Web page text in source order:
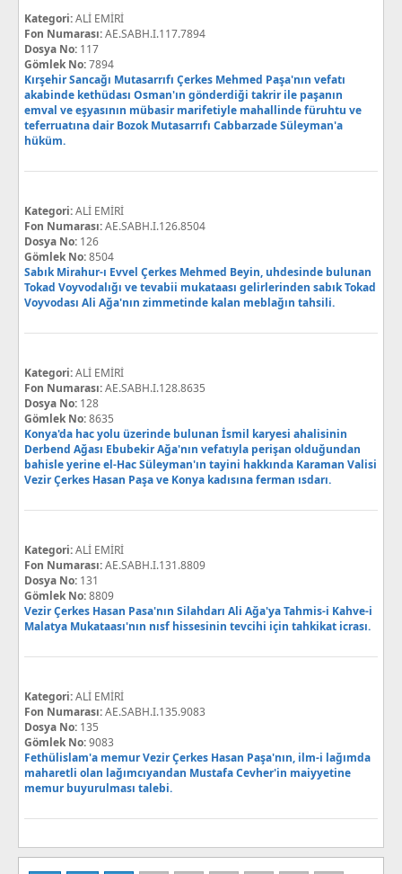
Kategori:ALİ EMİRİ
Fon Numarası:AE.SABH.I.117.7894
Dosya No: 117
Gömlek No:7894
Kırşehir Sancağı Mutasarrıfı Çerkes Mehmed Paşa'nın vefatı
akabinde kethüdası Osman'ın gönderdiği takrir ile paşanın
emval ve eşyasının mübasir marifetiyle mahallinde füruhtu ve
teferruatına dair Bozok Mutasarrıfı Cabbarzade Süleyman'a
hüküm.
Kategori:ALİ EMİRİ
Fon Numarası:AE.SABH.I.126.8504
Dosya No: 126
Gömlek No:8504
Sabık Mirahur-ı Evvel Çerkes Mehmed Beyin, uhdesinde bulunan
Tokad Voyvodalığı ve tevabii mukataası gelirlerinden sabık Tokad
Voyvodası Ali Ağa'nın zimmetinde kalan meblağın tahsili.
Kategori:ALİ EMİRİ
Fon Numarası:AE.SABH.I.128.8635
Dosya No: 128
Gömlek No:8635
Konya'da hac yolu üzerinde bulunan İsmil karyesi ahalisinin
Derbend Ağası Ebubekir Ağa'nın vefatıyla perişan olduğundan
bahisle yerine el-Hac Süleyman'ın tayini hakkında Karaman Valisi
Vezir Çerkes Hasan Paşa ve Konya kadısına ferman ısdarı.
Kategori:ALİ EMİRİ
Fon Numarası:AE.SABH.I.131.8809
Dosya No: 131
Gömlek No:8809
Vezir Çerkes Hasan Pasa'nın Silahdarı Ali Ağa'ya Tahmis-i Kahve-i
Malatya Mukataası'nın nısf hissesinin tevcihi için tahkikat icrası.
Kategori:ALİ EMİRİ
Fon Numarası:AE.SABH.I.135.9083
Dosya No: 135
Gömlek No:9083
Fethülislam'a memur Vezir Çerkes Hasan Paşa'nın, ilm-i lağımda
maharetli olan lağımcıyandan Mustafa Cevher'in maiyyetine
memur buyurulması talebi.